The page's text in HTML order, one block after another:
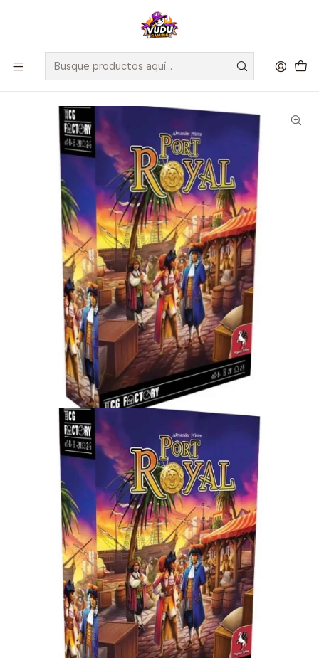
🚀 ¡Despachamos a todo Chile! Envío GRATIS a Regiones sobre
$100.000 y a RM sobre $35.000
Inicio Juegos de Mesa Editorial TCG Factory
Port Royal - Small Box - Español